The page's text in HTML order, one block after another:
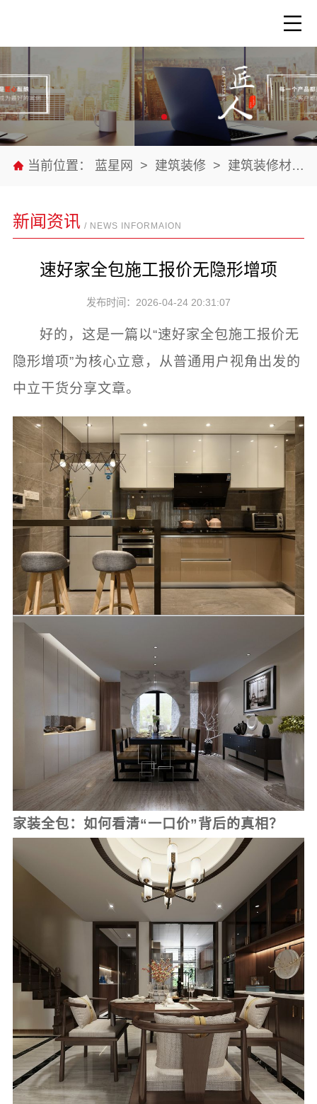
当前位置： 蓝星网 > 建筑装修 > 建筑装修材料
新闻资讯 / NEWS INFORMAION
速好家全包施工报价无隐形增项
发布时间：2026-04-24 20:31:07
好的，这是一篇以“速好家全包施工报价无
隐形增项”为核心立意，从普通用户视角出发的
中立干货分享文章。
家装全包：如何看清“一口价”背后的真相？